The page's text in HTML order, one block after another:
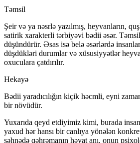
Təmsil
Şeir və ya nəsrlə yazılmış, heyvanların,
satirik xarakterli tərbiyəvi bədii əsər. Təmsil
düşündürür. Əsas isə belə əsərlərdə
düşdükləri durumlar və xüsusiyyətlər
oxuculara çatdırılır.
Hekayə
Bədii yaradıcılığın kiçik həcmli, eyni
bir növüdür.
Yuxarıda qeyd etdiyimiz kimi, burada
yaxud hər hansı bir canlıya yönələn
səhnədə qəhrəmanın həyat anı, onun